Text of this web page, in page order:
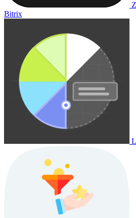
Bitrix